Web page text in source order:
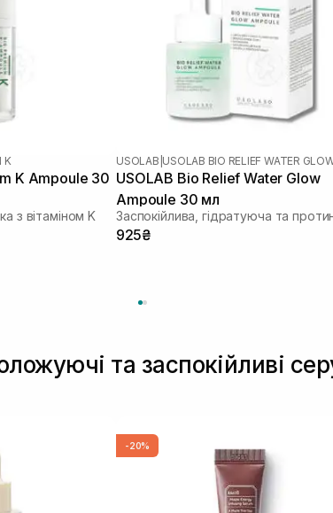
K
K Ampoule 30
з вітаміном K
USOLAB USOLAB BIO RELIEF WATER
USOLAB Bio Relief Water Glow
Ampoule 30 мл
925₴
та заспокійливі
-20%